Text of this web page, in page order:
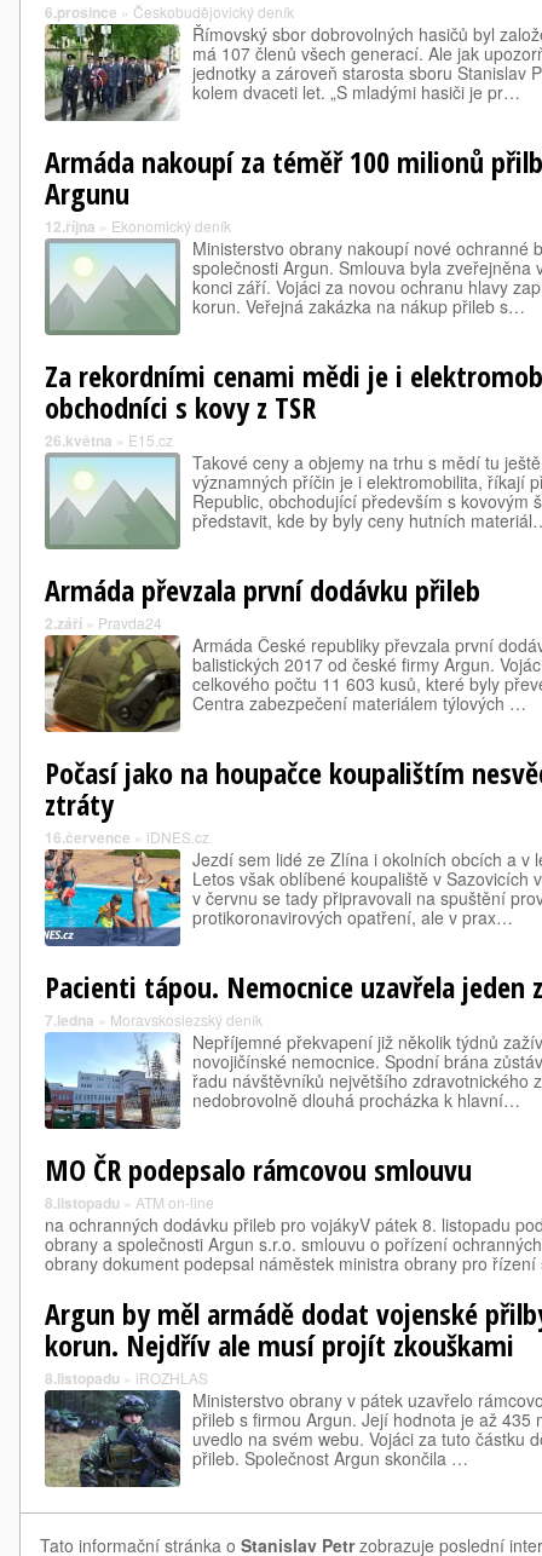
6.prosince » Českobudějovický deník
Římovský sbor dobrovolných hasičů byl
má 107 členů všech generací. Ale jak
jednotky a zároveň starosta sboru Stanislav
kolem dvaceti let. „S mladými hasiči je pr…
Armáda nakoupí za téměř 100 milionů
Argunu
12.října » Ekonomický deník
Ministerstvo obrany nakoupí nové ochranné
společnosti Argun. Smlouva byla zveřejněna
konci září. Vojáci za novou ochranu hlavy
korun. Veřejná zakázka na nákup přileb s…
Za rekordními cenami mědi je i
obchodníci s kovy z TSR
26.května » E15.cz
Takové ceny a objemy na trhu s mědí tu
významných příčin je i elektromobilita, říkají
Republic, obchodující především s kovovým
představit, kde by byly ceny hutních
Armáda převzala první dodávku přileb
2.září » Pravda24
Armáda České republiky převzala první
balistických 2017 od české firmy Argun.
celkového počtu 11 603 kusů, které byly
Centra zabezpečení materiálem týlových …
Počasí jako na houpačce koupalištím
ztráty
16.července » iDNES.cz
Jezdí sem lidé ze Zlína i okolních obcích a v
Letos však oblíbené koupaliště v Sazovicích
v červnu se tady připravovali na spuštění
protikoronavirových opatření, ale v prax…
Pacienti tápou. Nemocnice uzavřela jeden
7.ledna » Moravskoslezský deník
Nepříjemné překvapení již několik týdnů
novojičínské nemocnice. Spodní brána
řadu návštěvníků největšího zdravotnického
nedobrovolně dlouhá procházka k hlavní…
MO ČR podepsalo rámcovou smlouvu
8.listopadu » ATM on-line
na ochranných dodávku přileb pro vojákyV pátek 8. listopadu
obrany a společnosti Argun s.r.o. smlouvu o pořízení
obrany dokument podepsal náměstek ministra obrany pro
Argun by měl armádě dodat vojenské
korun. Nejdřív ale musí projít zkouškami
8.listopadu » iROZHLAS
Ministerstvo obrany v pátek uzavřelo
přileb s firmou Argun. Její hodnota je až 435
uvedlo na svém webu. Vojáci za tuto částku
přileb. Společnost Argun skončila …
Tato informační stránka o Stanislav Petrzobrazuje poslední